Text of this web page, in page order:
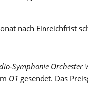
nach Einreichfrist
Symphonie Orchester
Ö1 gesendet. Das